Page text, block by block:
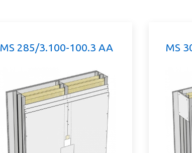
MS 285/3.100-100.3 AA MS